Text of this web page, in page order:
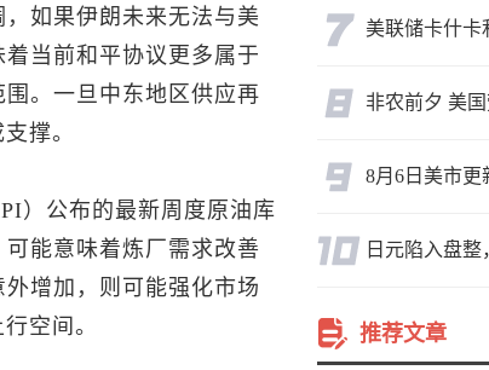
如果伊朗未来无法与美
当前和平协议更多属于
。一旦中东地区供应再
撑。
）公布的最新周度原油库
能意味着炼厂需求改善
增加，则可能强化市场
空间。
非农前夕 美
推荐文章